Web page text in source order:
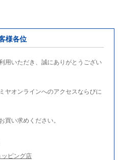
様各位
用いただき、誠にありがとうござい
ヤオンラインへのアクセスならびに
買い求めください。
ピング店